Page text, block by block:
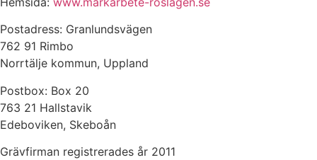
Postadress: Granlundsvägen
762 91 Rimbo
Norrtälje kommun, Uppland
Postbox: Box 20
763 21 Hallstavik
Edeboviken, Skeboån
Grävfirman registrerades år 2011